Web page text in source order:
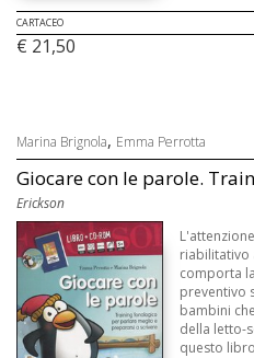
CARTACEO
€ 21,50
Marina Brignola, Emma Perrotta
Giocare con le parole.
Erickson
riabilitativo
comporta
preventivo
bambini
della letto-
questo